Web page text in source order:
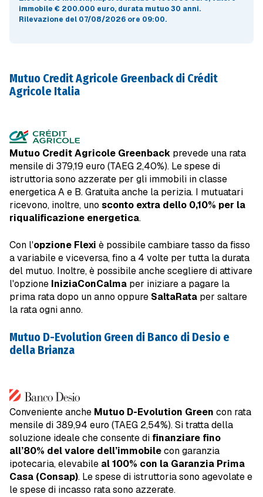
immobile € 200.000 euro, durata mutuo30 anni.
Rilevazione del 07/08/2026 ore 09:00.
Mutuo Credit Agricole Greenback di Crédit
Agricole Italia
Mutuo Credit Agricole Greenback prevede una rata
mensile di 379,19 euro (TAEG 2,40%). Le spese di
istruttoria sono azzerate per gli immobili in classe
energetica A e B. Gratuita anche la perizia. I mutuatari
ricevono, inoltre, uno sconto extra dello 0,10% per la
riqualificazione energetica.
Con l'opzione Flexi è possibile cambiare tasso da fisso
a variabile e viceversa, fino a 4 volte per tutta la durata
del mutuo. Inoltre, è possibile anche scegliere di attivare
l'opzione IniziaConCalma per iniziare a pagare la
prima rata dopo un anno oppure SaltaRata per saltare
la rata ogni anno.
Mutuo D-Evolution Green di Banco di Desio e
della Brianza
Conveniente anche Mutuo D-Evolution Green con rata
mensile di 389,94 euro (TAEG 2,54%). Si tratta della
soluzione ideale che consente di finanziare fino
all’80% del valore dell’immobilecon garanzia
ipotecaria, elevabile al 100% con la Garanzia Prima
Casa (Consap). Le spese di istruttoria sono agevolate e
le spese di incasso rata sono azzerate.